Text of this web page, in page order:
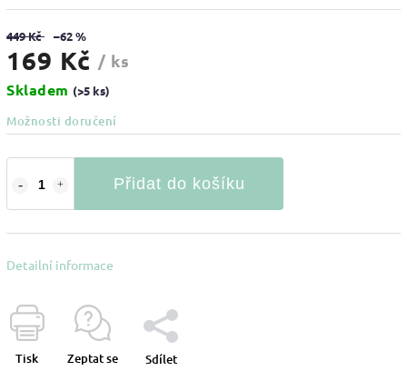
449 Kč –62 %
169 Kč / ks
Skladem (>5 ks)
Možnosti doručení
Přidat do košíku
Detailní informace
Tisk Zeptat se Sdílet